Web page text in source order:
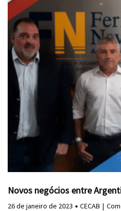
Novos negócios entre
26 de janeiro de 2023 CECAB